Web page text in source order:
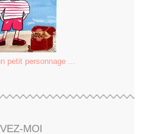
petit personnage ...
MOI